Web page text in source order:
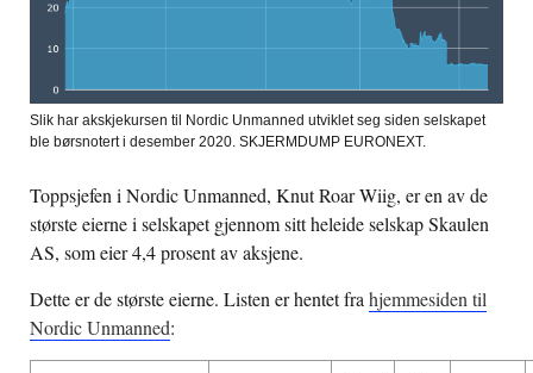
Slik har akskjekursen til Nordic Unmanned utviklet seg siden selskapet
ble børsnotert i desember 2020. SKJERMDUMP EURONEXT.
Toppsjefen i Nordic Unmanned, Knut Roar Wiig, er en av de
største eierne i selskapet gjennom sitt heleide selskap Skaulen
AS, som eier 4,4 prosent av aksjene.
Dette er de største eierne. Listen er hentet fra hjemmesiden til
Nordic Unmanned: